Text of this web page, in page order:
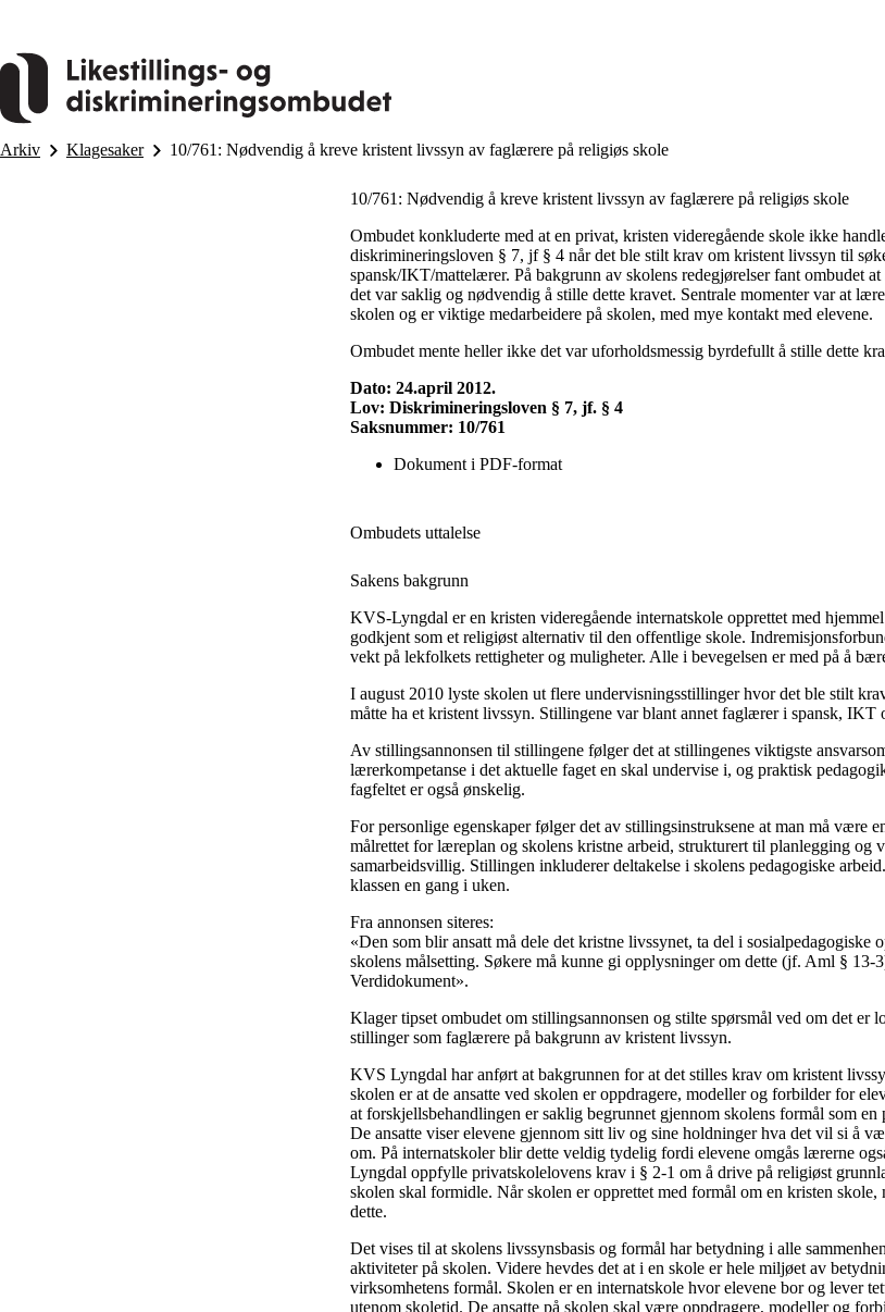
Arkiv Klagesaker 10/761: Nødvendig å kreve kristent livssyn av faglærere på religiøs skole
10/761: Nødvendig å kreve kristent livssyn av faglærere på religiøs skole
Ombudet konkluderte med at en privat, kristen videregående skole ikke
diskrimineringsloven § 7, jf § 4 når det ble stilt krav om kristent livssyn til
spansk/IKT/mattelærer. På bakgrunn av skolens redegjørelser fant ombudet
det var saklig og nødvendig å stille dette kravet. Sentrale momenter var at
skolen og er viktige medarbeidere på skolen, med mye kontakt med elevene.
Ombudet mente heller ikke det var uforholdsmessig byrdefullt å stille dette
Dato: 24.april 2012.
Lov: Diskrimineringsloven § 7, jf. § 4
Saksnummer: 10/761
Dokument i PDF-format
Ombudets uttalelse
Sakens bakgrunn
KVS-Lyngdal er en kristen videregående internatskole opprettet med
godkjent som et religiøst alternativ til den offentlige skole.
vekt på lekfolkets rettigheter og muligheter. Alle i bevegelsen er med på å
I august 2010 lyste skolen ut flere undervisningsstillinger hvor det ble stilt
måtte ha et kristent livssyn. Stillingene var blant annet faglærer i spansk, IKT
Av stillingsannonsen til stillingene følger det at stillingenes viktigste
lærerkompetanse i det aktuelle faget en skal undervise i, og praktisk
fagfeltet er også ønskelig.
For personlige egenskaper følger det av stillingsinstruksene at man må være
målrettet for læreplan og skolens kristne arbeid, strukturert til planlegging og
samarbeidsvillig. Stillingen inkluderer deltakelse i skolens pedagogiske
klassen en gang i uken.
Fra annonsen siteres:
«Den som blir ansatt må dele det kristne livssynet, ta del i sosialpedagogiske
skolens målsetting. Søkere må kunne gi opplysninger om dette (jf. Aml § 13-
Verdidokument».
Klager tipset ombudet om stillingsannonsen og stilte spørsmål ved om det er
stillinger som faglærere på bakgrunn av kristent livssyn.
KVS Lyngdal har anført at bakgrunnen for at det stilles krav om kristent
skolen er at de ansatte ved skolen er oppdragere, modeller og forbilder for
at forskjellsbehandlingen er saklig begrunnet gjennom skolens formål som
De ansatte viser elevene gjennom sitt liv og sine holdninger hva det vil si å
om. På internatskoler blir dette veldig tydelig fordi elevene omgås lærerne
Lyngdal oppfylle privatskolelovens krav i § 2-1 om å drive på religiøst
skolen skal formidle. Når skolen er opprettet med formål om en kristen skole,
dette.
Det vises til at skolens livssynsbasis og formål har betydning i alle
aktiviteter på skolen. Videre hevdes det at i en skole er hele miljøet av
virksomhetens formål. Skolen er en internatskole hvor elevene bor og lever
utenom skoletid. De ansatte på skolen skal være oppdragere, modeller og